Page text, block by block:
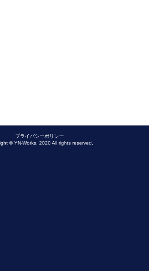
プライバシーポリシー
© YN-Works, 2020 All rights reserved.